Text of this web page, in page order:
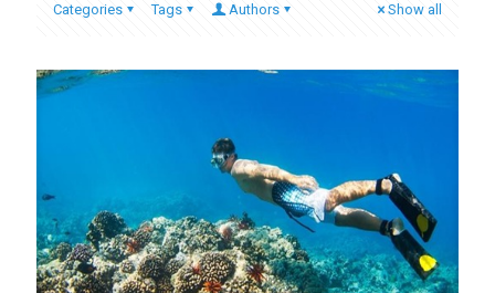
Categories Tags Authors Show all